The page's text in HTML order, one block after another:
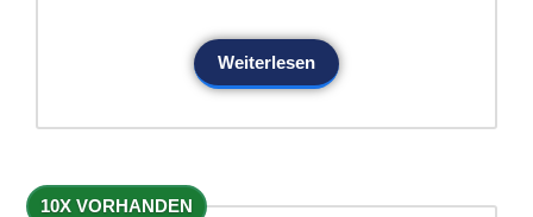
Weiterlesen
10X VORHANDEN